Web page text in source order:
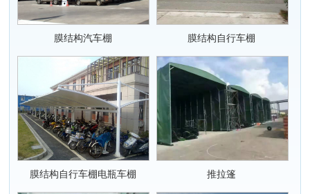
膜结构汽车棚 膜结构自行车棚
膜结构自行车棚电瓶车棚 推拉篷